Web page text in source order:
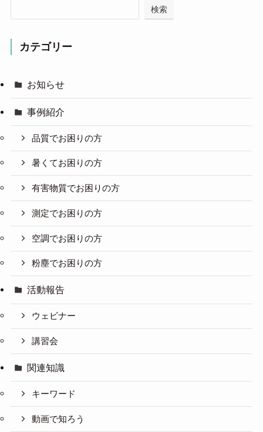
検索
カテゴリー
お知らせ
事例紹介
品質でお困りの方
暑くてお困りの方
有害物質でお困りの方
測定でお困りの方
空調でお困りの方
粉塵でお困りの方
活動報告
ウェビナー
講習会
関連知識
キーワード
動画で知ろう